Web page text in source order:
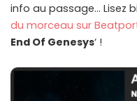
info au passage… Lisez
du morceau sur
End Of Genesys‘ !